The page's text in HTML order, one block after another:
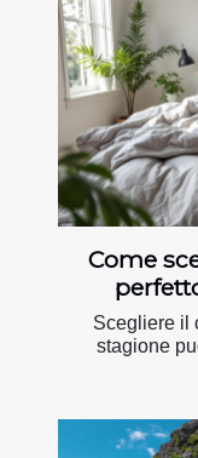
Come
Scegliere il
stagione